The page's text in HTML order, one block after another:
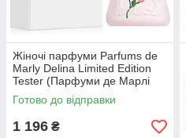
Жіночі парфуми Parfums de
Marly Delina Limited Edition
Tester (Парфуми де Марлі
Деліна Лімітед Едішн) 75 ml/
мл Тестер
Готово до відправки
1 196 ₴